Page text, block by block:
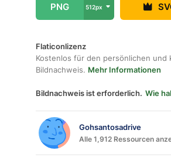
PNG 512px
Flaticonlizenz
Kostenlos für den persönlichen und
Bildnachweis. Mehr Informationen
Bildnachweis ist erforderlich. Wie
Gohsantosadrive
Alle 1,912 Ressourcen